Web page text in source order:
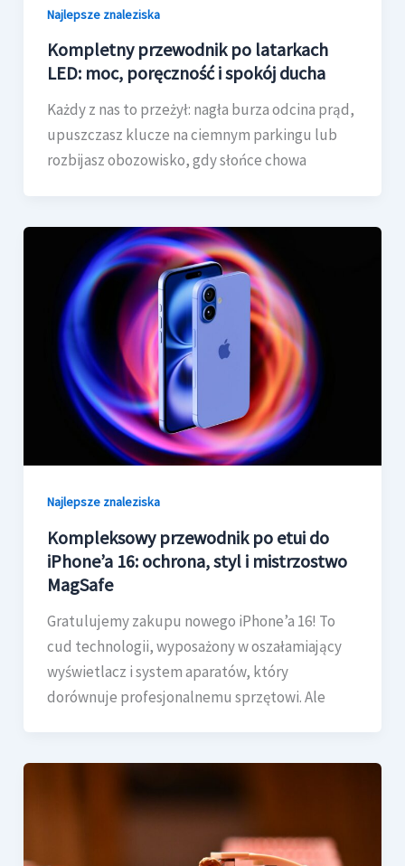
Najlepsze znaleziska
Kompletny przewodnik po latarkach
LED: moc, poręczność i spokój ducha
Każdy z nas to przeżył: nagła burza odcina prąd,
upuszczasz klucze na ciemnym parkingu lub
rozbijasz obozowisko, gdy słońce chowa
Najlepsze znaleziska
Kompleksowy przewodnik po etui do
iPhone’a 16: ochrona, styl i mistrzostwo
MagSafe
Gratulujemy zakupu nowego iPhone’a 16! To
cud technologii, wyposażony w oszałamiający
wyświetlacz i system aparatów, który
dorównuje profesjonalnemu sprzętowi. Ale